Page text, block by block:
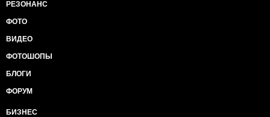
РЕЗОНАНС
ФОТО
ВИДЕО
ФОТОШОПЫ
БЛОГИ
ФОРУМ
БИЗНЕС